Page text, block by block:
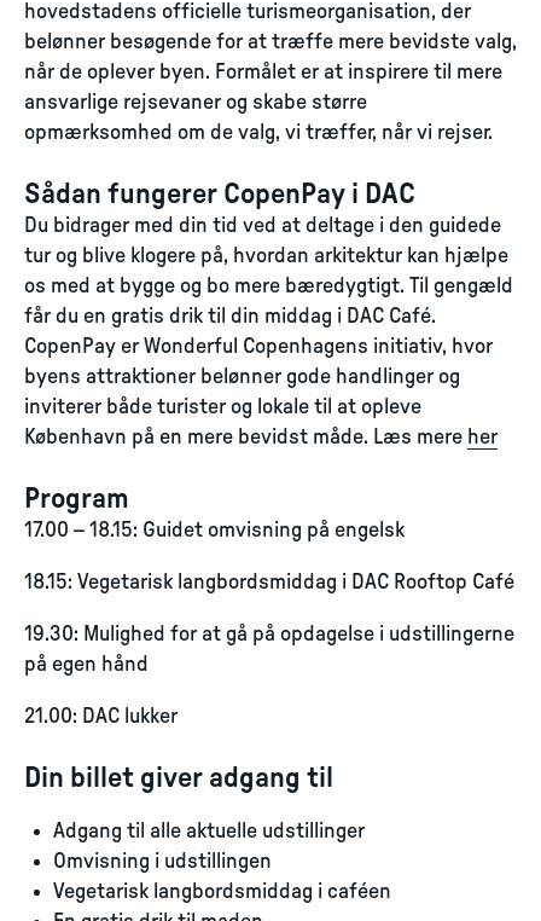
hovedstadens officielle turismeorganisation, der
belønner besøgende for at træffe mere bevidste valg,
når de oplever byen. Formålet er at inspirere til mere
ansvarlige rejsevaner og skabe større
opmærksomhed om de valg, vi træffer, når vi rejser.
Sådan fungerer CopenPay i DAC
Du bidrager med din tid ved at deltage i den guidede
tur og blive klogere på, hvordan arkitektur kan hjælpe
os med at bygge og bo mere bæredygtigt. Til gengæld
får du en gratis drik til din middag i DAC Café.
CopenPay er Wonderful Copenhagens initiativ, hvor
byens attraktioner belønner gode handlinger og
inviterer både turister og lokale til at opleve
København på en mere bevidst måde. Læs mere her
Program
17.00 – 18.15: Guidet omvisning på engelsk
18.15: Vegetarisk langbordsmiddag i DAC Rooftop Café
19.30: Mulighed for at gå på opdagelse i udstillingerne
på egen hånd
21.00: DAC lukker
Din billet giver adgang til
Adgang til alle aktuelle udstillinger
Omvisning i udstillingen
Vegetarisk langbordsmiddag i caféen